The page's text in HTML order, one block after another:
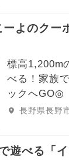
ーよのクー
標高1,200m
べる！家族
ックへGO◎
長野県長野
遊べる「